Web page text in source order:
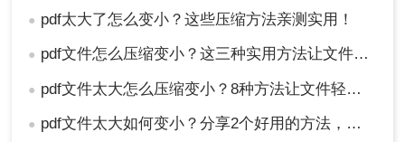
● pdf太大了怎么变小？这些压缩方法亲测实用！
● pdf文件怎么压缩变小？这三种实用方法让文件变小!
● pdf文件太大怎么压缩变小？8种方法让文件轻松"瘦身"！
● pdf文件太大如何变小？分享2个好用的方法，简单又快捷